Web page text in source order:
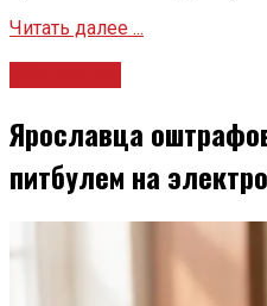
Читать далее ...
Ярославца
питбулем на